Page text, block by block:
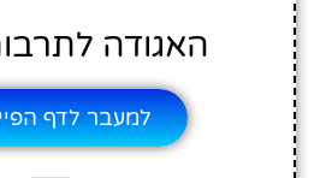
האגודה
למעבר לדף